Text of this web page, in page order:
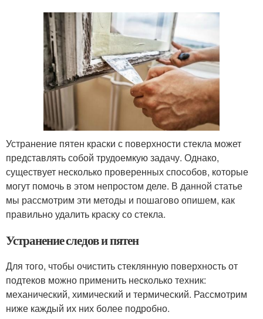
Устранение пятен краски с поверхности стекла может
представлять собой трудоемкую задачу. Однако,
существует несколько проверенных способов, которые
могут помочь в этом непростом деле. В данной статье
мы рассмотрим эти методы и пошагово опишем, как
правильно удалить краску со стекла.
Устранение следов и пятен
Для того, чтобы очистить стеклянную поверхность от
подтеков можно применить несколько техник:
механический, химический и термический. Рассмотрим
ниже каждый их них более подробно.